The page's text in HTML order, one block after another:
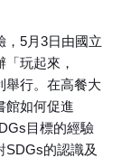
，5月3日由國立
玩起來，
舉行。在高餐大
館如何促進
目標的經驗
SDGs的認識及